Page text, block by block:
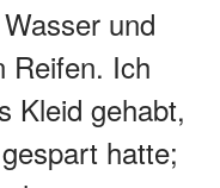
und
Reifen. Ich
Kleid gehabt,
hatte;